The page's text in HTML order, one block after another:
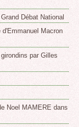
Débat National
Macron
par Gilles
Noel MAMERE dans